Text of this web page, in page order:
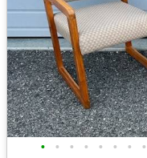
• • • • • • • •